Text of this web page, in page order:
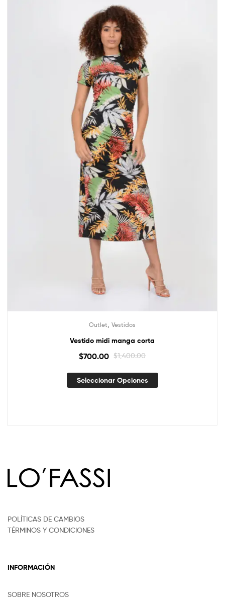
Outlet Vestidos
Vestido midi manga corta
$1,400.00
$700.00
Seleccionar Opciones
POLÍTICAS DE CAMBIOS
TÉRMINOS Y CONDICIONES
INFORMACIÓN
SOBRE NOSOTROS